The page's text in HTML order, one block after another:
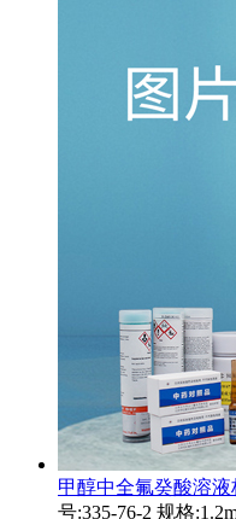
甲醇中全氟癸酸溶
号:335-76-2 规格